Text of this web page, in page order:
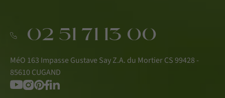
02 51 71 13 00
MéO 163 Impasse Gustave Say Z.A. du Mortier CS 99428 -
85610 CUGAND